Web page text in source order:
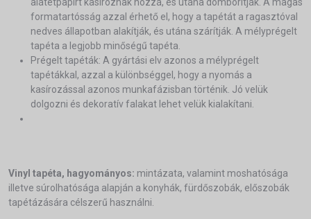
formatartósság azzal érhető el, hogy a tapétát a ragasztóval
nedves állapotban alakítják, és utána szárítják. A mélyprégelt
tapéta a legjobb minőségű tapéta.
Prégelt tapéták: A gyártási elv azonos a mélyprégelt
tapétákkal, azzal a különbséggel, hogy a nyomás a
kasírozással azonos munkafázisban történik. Jó velük
dolgozni és dekoratív falakat lehet velük kialakítani.
Vinyl tapéta, hagyományos: mintázata, valamint moshatósága
illetve súrolhatósága alapján a konyhák, fürdőszobák, előszobák
tapétázására célszerű használni.